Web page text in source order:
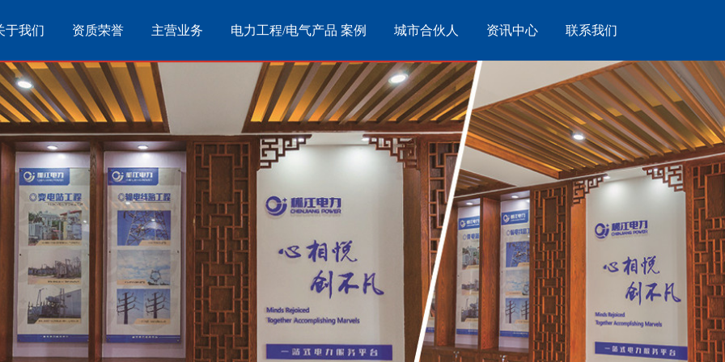
于我们 资质荣誉 主营业务 电力工程/电气产品 案例 城市合伙人 资讯中心 联系我们